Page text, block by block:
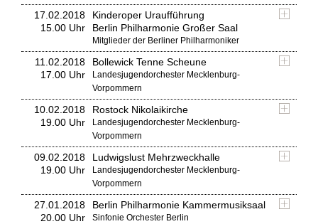
17.02.2018
15.00 Uhr
Kinderoper Uraufführung
Berlin Philharmonie Großer Saal
Mitglieder der Berliner Philharmoniker
11.02.2018
17.00 Uhr
Bollewick Tenne Scheune
Landesjugendorchester Mecklenburg-
Vorpommern
10.02.2018
19.00 Uhr
Rostock Nikolaikirche
Landesjugendorchester Mecklenburg-
Vorpommern
09.02.2018
19.00 Uhr
Ludwigslust Mehrzweckhalle
Landesjugendorchester Mecklenburg-
Vorpommern
27.01.2018
20.00 Uhr
Berlin Philharmonie Kammermusiksaal
Sinfonie Orchester Berlin